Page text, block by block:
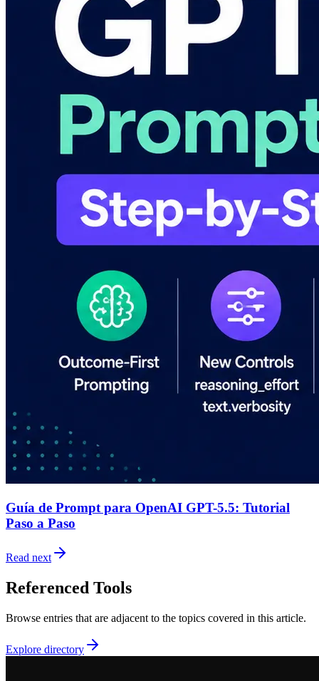
Guía de Prompt para OpenAI GPT-5.5: Tutorial
Paso a Paso
Read next
Referenced Tools
Browse entries that are adjacent to the topics covered in this article.
Explore directory